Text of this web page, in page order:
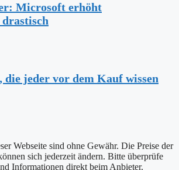
Microsoft erhöht
die jeder vor dem Kauf wissen
Webseite sind ohne Gewähr. Die Preise der
sich jederzeit ändern. Bitte überprüfe
Informationen direkt beim Anbieter.